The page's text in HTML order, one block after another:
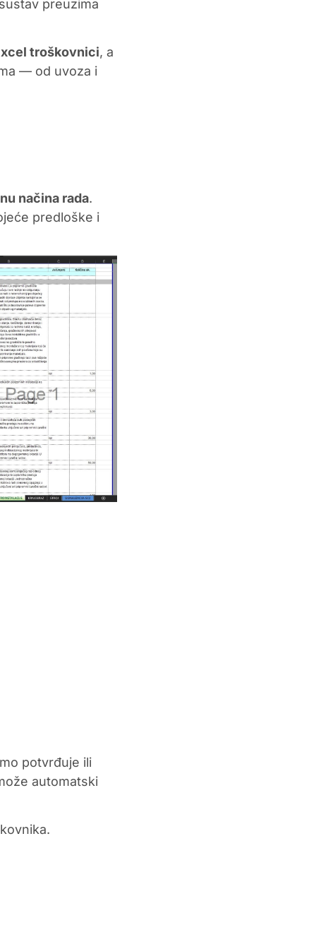
preuzima
troškovnici, a
— od uvoza i
načina rada.
predloške i
potvrđuje ili
automatski